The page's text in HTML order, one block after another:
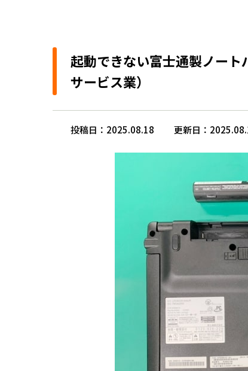
起動できない富士通製ノー
サービス業）
投稿日：2025.08.18 更新日：